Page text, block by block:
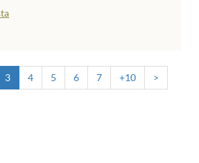
3 4 5 6 7 +10 >